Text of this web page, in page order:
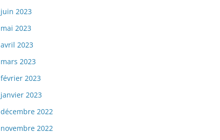
juin 2023
mai 2023
avril 2023
mars 2023
février 2023
janvier 2023
décembre 2022
novembre 2022